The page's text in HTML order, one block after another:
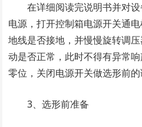
在详细阅读完说明书并对
电源，打开控制箱电源开关通
地线是否接地，并慢慢旋转调
动是否正常，此时不得有异常
零位，关闭电源开关做选形前的
3、选形前准备